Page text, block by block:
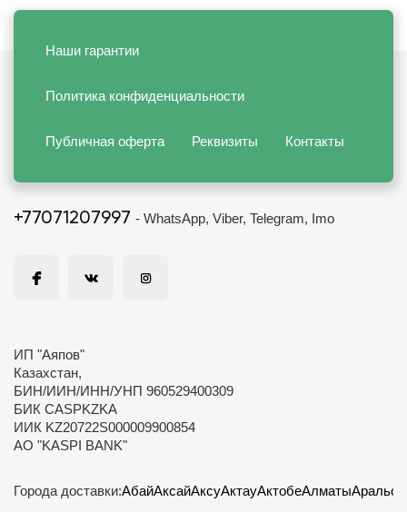
Наши гарантии
Политика конфиденциальности
Публичная оферта Реквизиты Контакты
+77071207997 - WhatsApp, Viber, Telegram, Imo
ИП "Аяпов"
Казахстан,
БИН/ИИН/ИНН/УНП 960529400309
БИК CASPKZKA
ИИК KZ20722S000009900854
АО "KASPI BANK"
Города доставки:АбайАксайАксуАктауАктобеАлматыАральск